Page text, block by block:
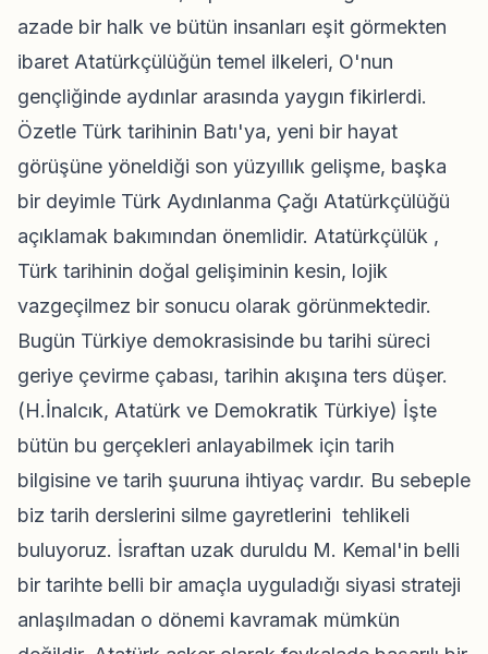
azade bir halk ve bütün insanları eşit görmekten
ibaret Atatürkçülüğün temel ilkeleri, O'nun
gençliğinde aydınlar arasında yaygın fikirlerdi.
Özetle Türk tarihinin Batı'ya, yeni bir hayat
görüşüne yöneldiği son yüzyıllık gelişme, başka
bir deyimle Türk Aydınlanma Çağı Atatürkçülüğü
açıklamak bakımından önemlidir. Atatürkçülük ,
Türk tarihinin doğal gelişiminin kesin, lojik
vazgeçilmez bir sonucu olarak görünmektedir.
Bugün Türkiye demokrasisinde bu tarihi süreci
geriye çevirme çabası, tarihin akışına ters düşer.
(H.İnalcık, Atatürk ve Demokratik Türkiye) İşte
bütün bu gerçekleri anlayabilmek için tarih
bilgisine ve tarih şuuruna ihtiyaç vardır. Bu sebeple
biz tarih derslerini silme gayretlerini tehlikeli
buluyoruz. İsraftan uzak duruldu M. Kemal'in belli
bir tarihte belli bir amaçla uyguladığı siyasi strateji
anlaşılmadan o dönemi kavramak mümkün